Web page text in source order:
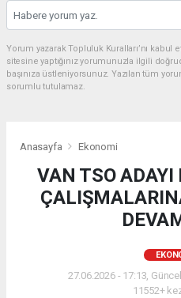
Yorum yazarak Topluluk Kuralları’nı
sitesine yaptığınız yorumunuzla ilgili
başınıza üstleniyorsunuz. Yazılan tüm
sorumlu tutulamaz.
Anasayfa Ekonomi
VAN TSO ADAYI
27.06.2026 - 17:13,
11552+